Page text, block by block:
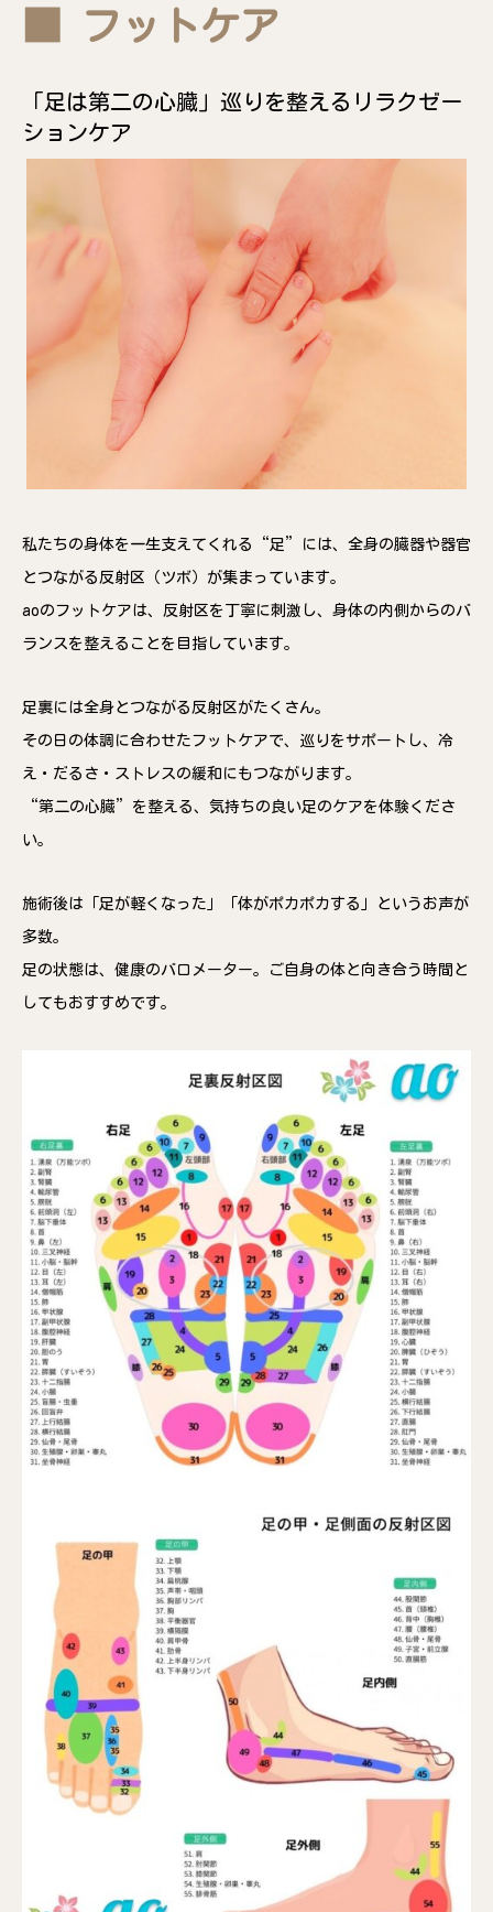
■ フットケア
「足は第二の心臓」巡りを整えるリラクゼー
ションケア
私たちの身体を一生支えてくれる“足”には、全身の臓器や器官
とつながる反射区（ツボ）が集まっています。
aoのフットケアは、反射区を丁寧に刺激し、身体の内側からのバ
ランスを整えることを目指しています。
足裏には全身とつながる反射区がたくさん。
その日の体調に合わせたフットケアで、巡りをサポートし、冷
え・だるさ・ストレスの緩和にもつながります。
“第二の心臓”を整える、気持ちの良い足のケアを体験くださ
い。
施術後は「足が軽くなった」「体がポカポカする」というお声が
多数。
足の状態は、健康のバロメーター。ご自身の体と向き合う時間と
してもおすすめです。